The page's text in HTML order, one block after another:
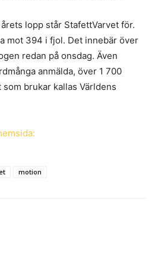
lopp står StafettVarvet för.
mot 394 i fjol. Det innebär över
redan på onsdag. Även
anmälda, över 1 700
brukar kallas Världens
motion